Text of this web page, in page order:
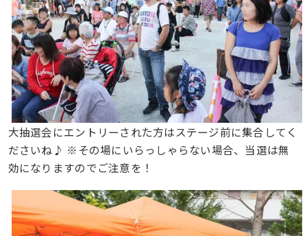
大抽選会にエントリーされた方はステージ前に集合してく
ださいね♪ ※その場にいらっしゃらない場合、当選は無
効になりますのでご注意を！